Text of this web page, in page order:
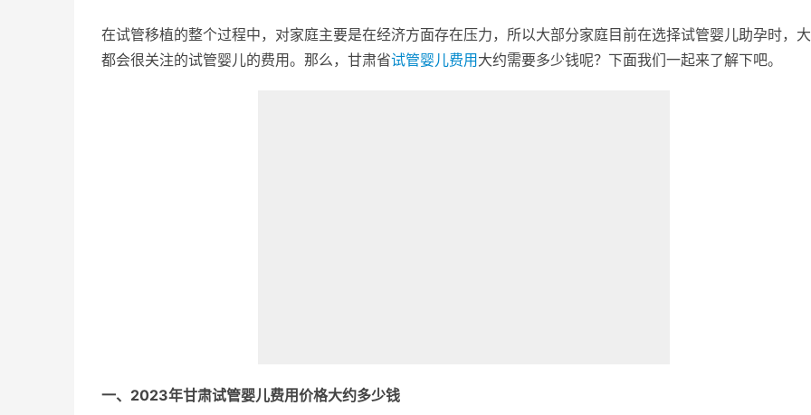
在试管移植的整个过程中，对家庭主要是在经济方面存在压力，所以大部分家庭目前在选择试管婴儿助孕时，
都会很关注的试管婴儿的费用。那么，甘肃省试管婴儿费用 大约需要多少钱呢？下面我们一起来了解下吧。
一、2023年甘肃试管婴儿费用价格大约多少钱